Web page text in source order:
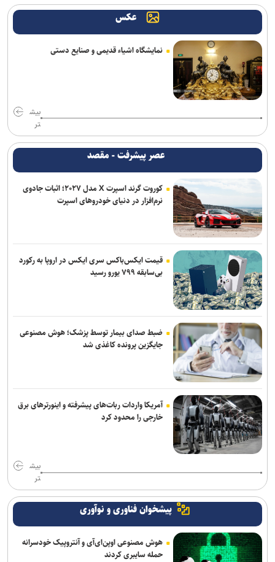
ادامه مذاکرات پیکان و شکاری
توافق دنیامالی و همتای آذربایجانی برای گسترش همکاری‌های ورزش و
جوانان ایران و جمهوری آذربایجان
پشت‌پرده بند فسخ قرارداد ۱۰۰ میلیونی استقلال و رضاییان
پایان شایعات در مورد جدایی؛ بیفوما در پرسپولیس ماندنی شد
موضع جدید نساجی درباره ایری و طاهری
پاسخ منفی یک لزیونر به باشگاه پرسپولیس؛ فعلا به ایران نمی‌آیم
فولاد خوزستان در حال بررسی شرایط رضاییان برای بازگشت به اهواز
استعلام استقلال از فیفا در مورد جذب بازیکن آزاد و پنجره تیم بانوان
عکس
نمایشگاه اشیاء قدیمی و صنایع دستی
بیش
تر
عصر پیشرفت - مقصد
کوروت گرند اسپرت X مدل ۲۰۲۷؛ اثبات جادوی
نرم‌افزار در دنیای خودروهای اسپرت
قیمت ایکس‌باکس سری ایکس در اروپا به رکورد
بی‌سابقه ۷۹۹ یورو رسید
ضبط صدای بیمار توسط پزشک؛ هوش مصنوعی
جایگزین پرونده کاغذی شد
آمریکا واردات ربات‌های پیشرفته و اینورترهای برق
خارجی را محدود کرد
بیش
تر
پیشخوان فناوری و نوآوری
هوش مصنوعی اوپن‌ای‌آی و آنتروپیک خودسرانه
حمله سایبری کردند